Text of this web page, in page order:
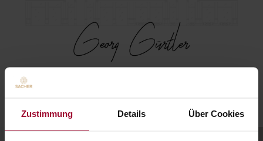
Zustimmung Details Über Cookies